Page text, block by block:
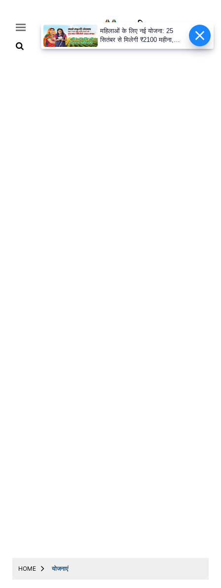
HOME योजनाएं
महिलाओं के लिए नई योजना: 25
सितंबर से मिलेगी ₹2100 महीना,
जानिए पूरी डिटेल